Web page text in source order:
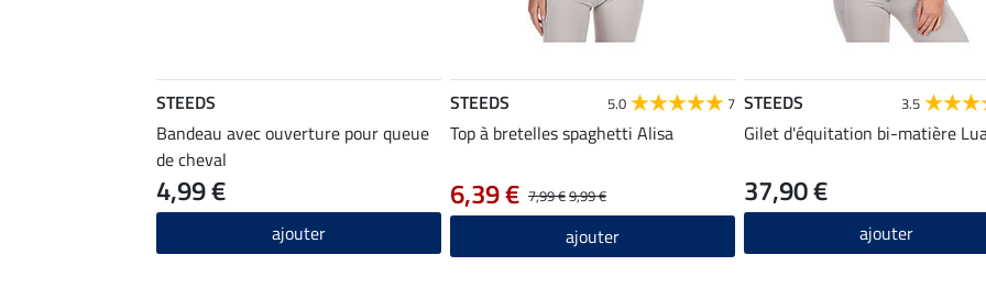
STEEDS
Bandeau avec ouverture pour queue
de cheval
4,99 €
ajouter
STEEDS 5.0 7
Top à bretelles spaghetti Alisa
7,99 €9,99 €
6,39 €
ajouter
STEEDS 3.5
Gilet d'équitation bi-matière
37,90 €
ajouter